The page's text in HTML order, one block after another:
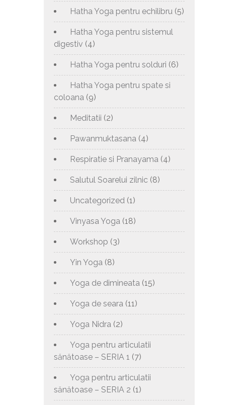
Hatha Yoga pentru echilibru (5)
Hatha Yoga pentru sistemul
digestiv (4)
Hatha Yoga pentru solduri (6)
Hatha Yoga pentru spate si
coloana (9)
Meditatii (2)
Pawanmuktasana (4)
Respiratie si Pranayama (4)
Salutul Soarelui zilnic (8)
Uncategorized (1)
Vinyasa Yoga (18)
Workshop (3)
Yin Yoga (8)
Yoga de dimineata (15)
Yoga de seara (11)
Yoga Nidra (2)
Yoga pentru articulatii
sănătoase – SERIA 1 (7)
Yoga pentru articulatii
sănătoase – SERIA 2 (1)